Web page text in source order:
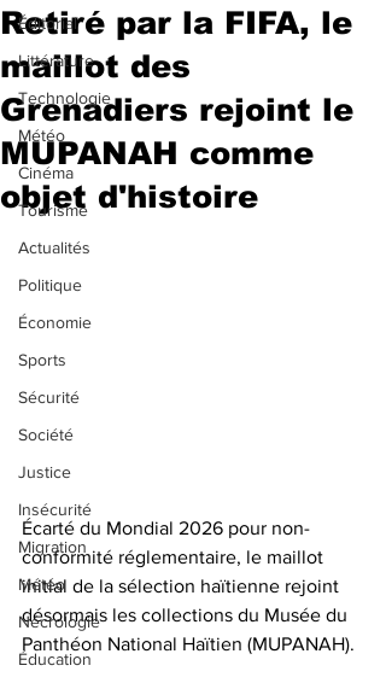
Éditorial
Littérature
Technologie
Météo
Cinéma
Tourisme
Actualités
Politique
Économie
Sports
Sécurité
Société
Justice
Insécurité
Migration
Météo
Nécrologie
Éducation
Retiré par la FIFA, le
maillot des
Grenadiers rejoint le
MUPANAH comme
objet d'histoire
Écarté du Mondial 2026 pour non-
conformité réglementaire, le maillot
initial de la sélection haïtienne rejoint
désormais les collections du Musée du
Panthéon National Haïtien (MUPANAH).